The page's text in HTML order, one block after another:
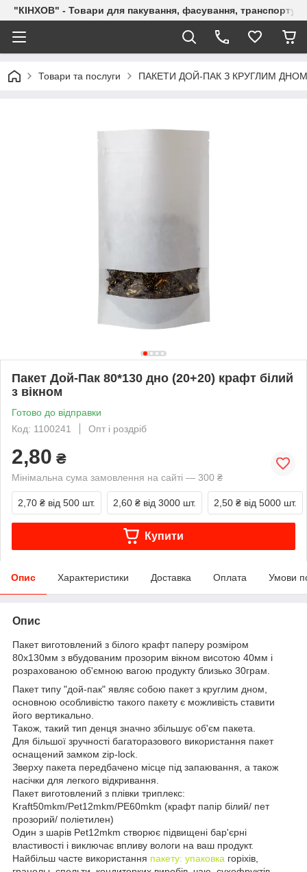
"КІНХОВ" - Товари для пакування, фасування,
Товари та послуги ПАКЕТИ ДОЙ-ПАК З КРУГЛИМ ДНОМ
Пакет Дой-Пак 80*130 дно (20+20) крафт білий
з вікном
Готово до відправки
Код: 1100241
Опт і роздріб
2,80 ₴
Мінімальна сума замовлення на сайті — 300 ₴
2,70 ₴ від 500 шт. 2,60 ₴ від 3000 шт. 2,50 ₴ від 5000 шт.
Купити
Опис Характеристики Доставка Оплата Умови
Опис
Пакет виготовлений з білого крафт паперу розміром
80х130мм з вбудованим прозорим вікном висотою 40мм і
розрахованою об'ємною вагою продукту близько 30грам.
Пакет типу "дой-пак" являє собою пакет з круглим дном,
основною особливістю такого пакету є можливість ставити
його вертикально.
Також, такий тип денця значно збільшує об'єм пакета.
Для більшої зручності багаторазового використання пакет
оснащений замком zip-lock.
Зверху пакета передбачено місце під запаювання, а також
насічки для легкого відкривання.
Пакет виготовлений з плівки триплекс:
Kraft50mkm/Pet12mkm/PE60mkm (крафт папір білий/ пет
прозорий/ поліетилен)
Один з шарів Pet12mkm створює підвищені бар'єрні
властивості і виключає впливу вологи на ваш продукт.
Найбільш часте використання пакету: упаковка горіхів,